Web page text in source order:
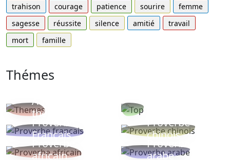
trahison
courage patience sourire
femme
sagesse
réussite silence amitié
travail
mort
famille
Thémes
Autres
thèmes
Proverbe
Français
Proverbe
chinois
Proverbe
africain
Proverbe
arabe